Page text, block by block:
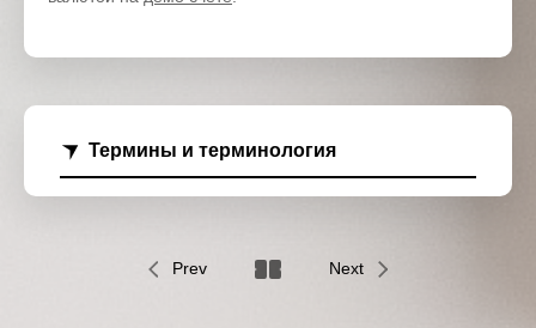
Термины и терминология
Prev Next